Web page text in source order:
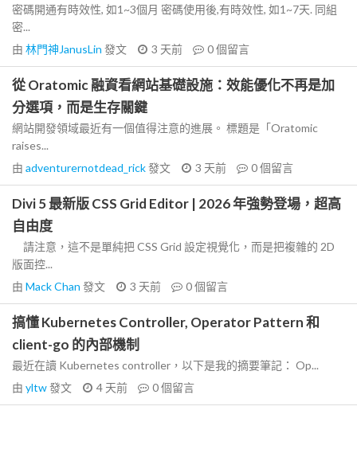
密碼開通有時效性, 如1~3個月 密碼使用後,有時效性, 如1~7天. 同組
密...
由 林門神JanusLin 發文 3 天前 0個留言
從 Oratomic 融資看網站基礎設施：效能優化不再是加
分選項，而是生存關鍵
網站開發領域最近有一個值得注意的進展。 標題是「Oratomic
raises...
由 adventurernotdead_rick發文 3 天前 0個留言
Divi 5 最新版 CSS Grid Editor | 2026 年強勢登場，超高
自由度
請注意，這不是單純把 CSS Grid 設定視覺化，而是把複雜的 2D
版面控...
由 Mack Chan 發文 3 天前 0個留言
搞懂 Kubernetes Controller, Operator Pattern 和
client-go 的內部機制
最近在讀 Kubernetes controller，以下是我的摘要筆記： Op...
由 yltw發文 4 天前 0個留言